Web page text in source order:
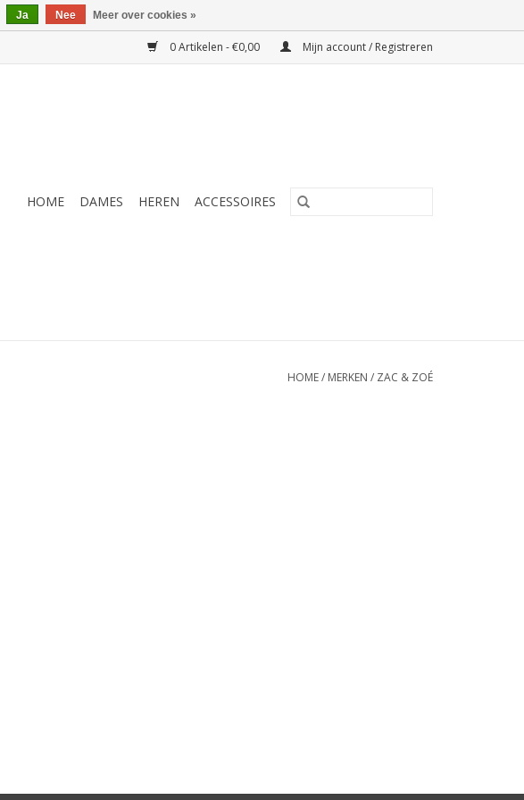
0 Artikelen - €0,00 Mijn account / Registreren
HOME DAMES HEREN ACCESSOIRES
HOME/ MERKEN / ZAC & ZOÉ
Ja Nee Meer over cookies »